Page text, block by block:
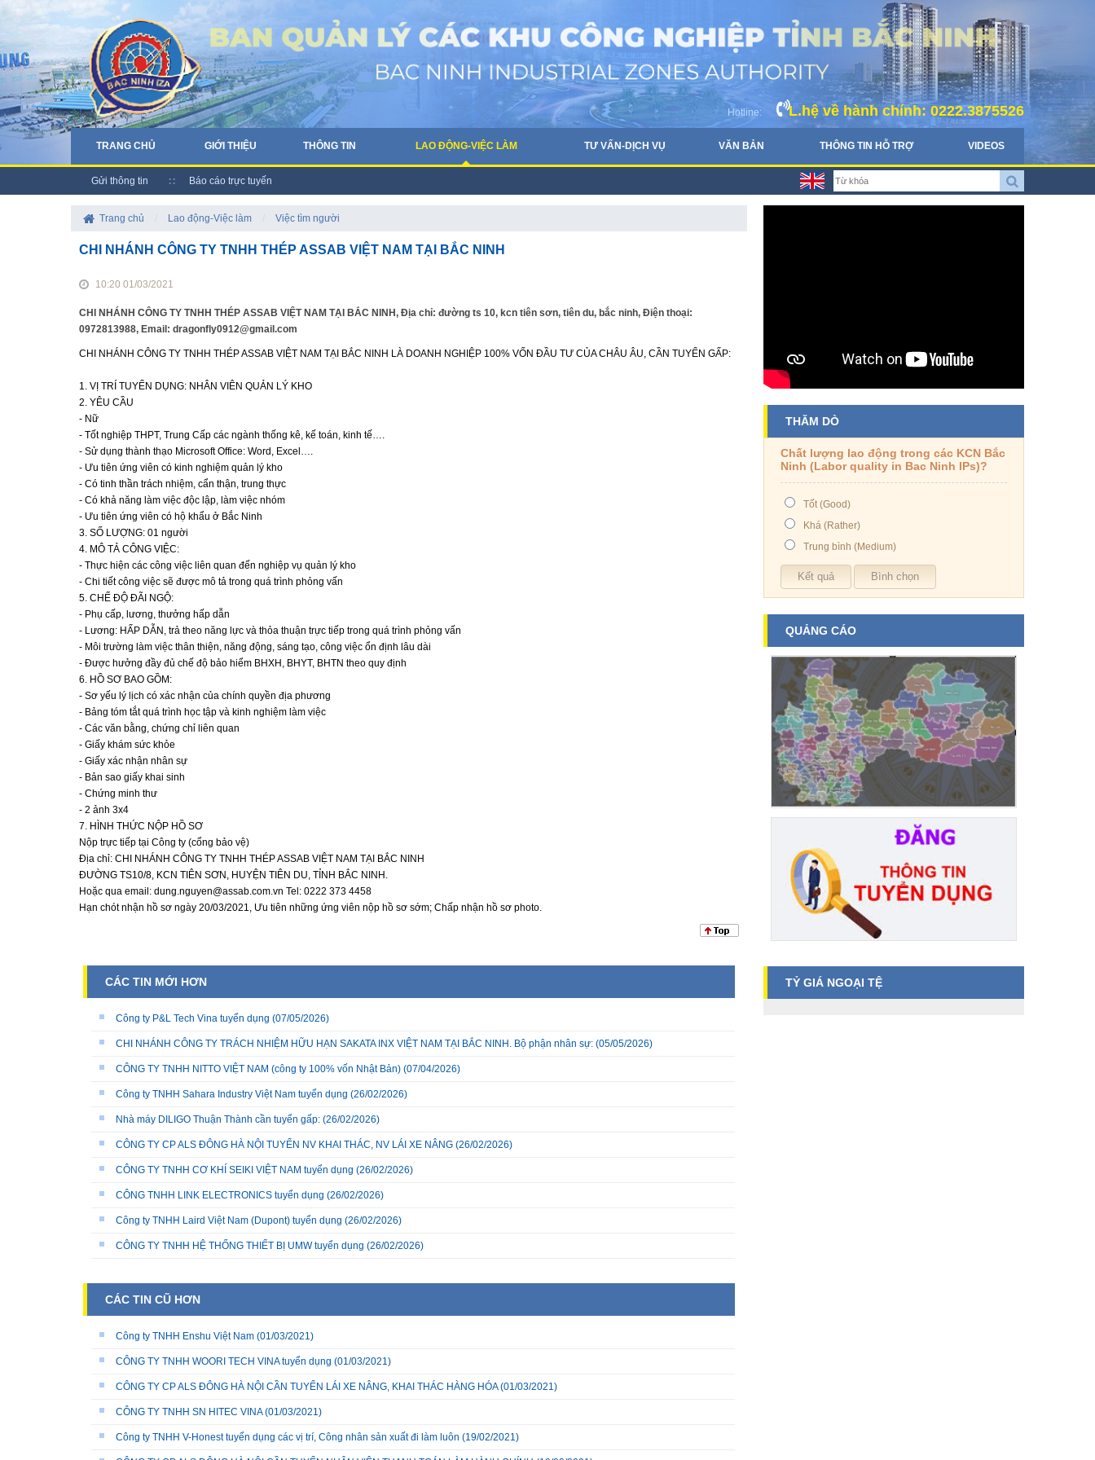
Hotline: L.hệ về hành chính: 0222.3875526
TRANG CHỦ GIỚI THIỆU THÔNG TIN LAO ĐỘNG-VIỆC LÀM TƯ VẤN-DỊCH VỤ VĂN BẢN THÔNG TIN HỖ TRỢ VIDEOS
Gửi thông tin Báo cáo trực tuyến
Trang chủ Lao động-Việc làm Việc tìm người
CHI NHÁNH CÔNG TY TNHH THÉP ASSAB VIỆT NAM TẠI BẮC NINH
10:20 01/03/2021
CHI NHÁNH CÔNG TY TNHH THÉP ASSAB VIỆT NAM TẠI BẮC NINH, Địa chỉ: đường ts 10, kcn tiên sơn, tiên du, bắc ninh, Điện thoại:
0972813988, Email: dragonfly0912@gmail.com
CHI NHÁNH CÔNG TY TNHH THÉP ASSAB VIỆT NAM TẠI BẮC NINH LÀ DOANH NGHIỆP 100% VỐN ĐẦU TƯ CỦA CHÂU ÂU, CẦN TUYỂN GẤP:
1. VỊ TRÍ TUYỂN DỤNG: NHÂN VIÊN QUẢN LÝ KHO
2. YÊU CẦU
- Nữ
- Tốt nghiệp THPT, Trung Cấp các ngành thống kê, kế toán, kinh tế….
- Sử dụng thành thạo Microsoft Office: Word, Excel….
- Ưu tiên ứng viên có kinh nghiệm quản lý kho
- Có tinh thần trách nhiệm, cẩn thận, trung thực
- Có khả năng làm việc độc lập, làm việc nhóm
- Ưu tiên ứng viên có hộ khẩu ở Bắc Ninh
3. SỐ LƯỢNG: 01 người
4. MÔ TẢ CÔNG VIỆC:
- Thực hiện các công việc liên quan đến nghiệp vụ quản lý kho
- Chi tiết công việc sẽ được mô tả trong quá trình phỏng vấn
5. CHẾ ĐỘ ĐÃI NGỘ:
- Phụ cấp, lương, thưởng hấp dẫn
- Lương: HẤP DẪN, trả theo năng lực và thỏa thuận trực tiếp trong quá trình phỏng vấn
- Môi trường làm việc thân thiện, năng động, sáng tạo, công việc ổn định lâu dài
- Được hưởng đầy đủ chế độ bảo hiểm BHXH, BHYT, BHTN theo quy định
6. HỒ SƠ BAO GỒM:
- Sơ yếu lý lịch có xác nhận của chính quyền địa phương
- Bảng tóm tắt quá trình học tập và kinh nghiệm làm việc
- Các văn bằng, chứng chỉ liên quan
- Giấy khám sức khỏe
- Giấy xác nhận nhân sự
- Bản sao giấy khai sinh
- Chứng minh thư
- 2 ảnh 3x4
7. HÌNH THỨC NỘP HỒ SƠ
Nộp trực tiếp tại Công ty (cổng bảo vệ)
Địa chỉ: CHI NHÁNH CÔNG TY TNHH THÉP ASSAB VIỆT NAM TẠI BẮC NINH
ĐƯỜNG TS10/8, KCN TIÊN SƠN, HUYỆN TIÊN DU, TỈNH BẮC NINH.
Hoặc qua email: dung.nguyen@assab.com.vn Tel: 0222 373 4458
Hạn chót nhận hồ sơ ngày 20/03/2021, Ưu tiên những ứng viên nộp hồ sơ sớm; Chấp nhận hồ sơ photo.
CÁC TIN MỚI HƠN
Công ty P&L Tech Vina tuyển dụng (07/05/2026)
CHI NHÁNH CÔNG TY TRÁCH NHIỆM HỮU HẠN SAKATA INX VIỆT NAM TẠI BẮC NINH. Bộ phận nhân sự: (05/05/2026)
CÔNG TY TNHH NITTO VIỆT NAM (công ty 100% vốn Nhật Bản) (07/04/2026)
Công ty TNHH Sahara Industry Việt Nam tuyển dụng (26/02/2026)
Nhà máy DILIGO Thuận Thành cần tuyển gấp: (26/02/2026)
CÔNG TY CP ALS ĐÔNG HÀ NỘI TUYỂN NV KHAI THÁC, NV LÁI XE NÂNG (26/02/2026)
CÔNG TY TNHH CƠ KHÍ SEIKI VIỆT NAM tuyển dụng (26/02/2026)
CÔNG TNHH LINK ELECTRONICS tuyển dụng (26/02/2026)
Công ty TNHH Laird Việt Nam (Dupont) tuyển dụng (26/02/2026)
CÔNG TY TNHH HỆ THỐNG THIẾT BỊ UMW tuyển dụng (26/02/2026)
CÁC TIN CŨ HƠN
Công ty TNHH Enshu Việt Nam (01/03/2021)
CÔNG TY TNHH WOORI TECH VINA tuyển dụng (01/03/2021)
CÔNG TY CP ALS ĐÔNG HÀ NỘI CẦN TUYỂN LÁI XE NÂNG, KHAI THÁC HÀNG HÓA(01/03/2021)
CÔNG TY TNHH SN HITEC VINA(01/03/2021)
Công ty TNHH V-Honest tuyển dụng các vị trí, Công nhân sản xuất đi làm luôn (19/02/2021)
THĂM DÒ
Chất lượng lao động trong các KCN Bắc
Ninh (Labor quality in Bac Ninh IPs)?
Tốt (Good)
Khá (Rather)
Trung bình (Medium)
QUẢNG CÁO
TỶ GIÁ NGOẠI TỆ